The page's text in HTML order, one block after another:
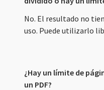
No. El resultado no
uso. Puede utilizarlo
¿Hay un límite de
un PDF?